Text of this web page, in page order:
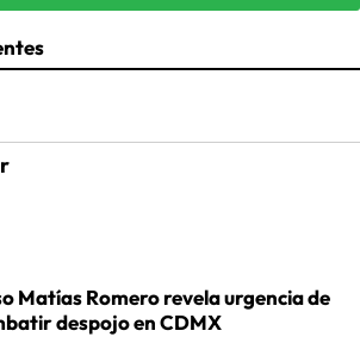
Matías Romero revela urgencia de
despojo en CDMX